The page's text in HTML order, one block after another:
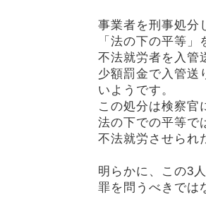
事業者を刑事処分
「法の下の平等
不法就労者を入管
少額罰金で入管送
いようです。
この処分は検察官
法の下での平等で
不法就労させられ
明らかに、この3
罪を問うべきでは